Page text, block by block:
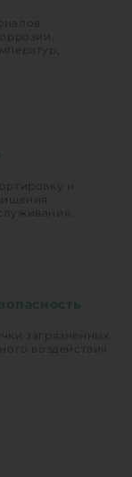
и
загрязненных
воздействия